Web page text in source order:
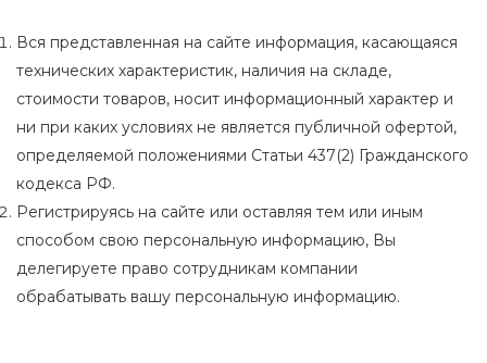
Вся представленная на сайте информация, касающаяся
технических характеристик, наличия на складе,
стоимости товаров, носит информационный характер и
ни при каких условиях не является публичной офертой,
определяемой положениями Статьи 437(2) Гражданского
кодекса РФ.
Регистрируясь на сайте или оставляя тем или иным
способом свою персональную информацию, Вы
делегируете право сотрудникам компании
обрабатывать вашу персональную информацию.